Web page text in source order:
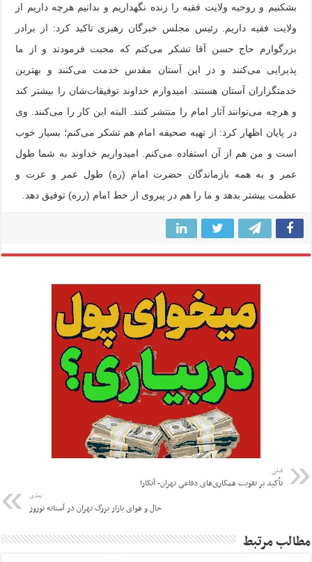
بشکنیم و روحیه ولایت فقیه را زنده نگهداریم و بدانیم هرچه داریم از
ولایت فقیه داریم. رئیس مجلس خبرگان رهبری تاکید کرد: از برادر
بزرگوارم حاج حسن آقا تشکر می‌کنم که محبت فرمودند و از ما
پذیرایی می‌کنند و در این آستان مقدس خدمت می‌کنند و بهترین
خدمتگزاران آستان هستند. امیدوارم خداوند توفیقات‌شان را بیشتر کند
و هرچه می‌توانند آثار امام را منتشر کنند. البته این کار را می‌کنند. وی
در پایان اظهار کرد: از تهیه صحیفه امام هم تشکر می‌کنم؛ بسیار خوب
است و من هم از آن استفاده می‌کنم. امیدواریم خداوند به شما طول
عمر و به همه بازماندگان حضرت امام (ره) طول عمر و عزت و
عظمت بیشتر بدهد و ما را هم در پیروی از خط امام (رره) توفیق دهد.
قبلی
تأکید بر تقویت همکاری‌های دفاعی تهران- آنکارا
بعدی
حال و هوای بازار بزرگ تهران در آستانه نوروز
مطالب مرتبط